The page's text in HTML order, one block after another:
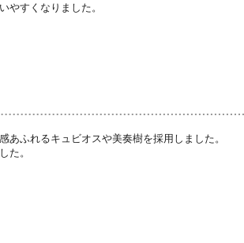
やすくなりました。
ふれるキュビオスや美奏樹を採用しました。
た。